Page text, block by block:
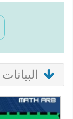
البيانات